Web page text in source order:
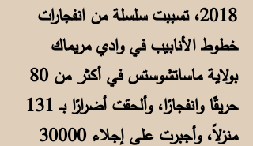
2018، تسببت سلسلة من انفجارات
خطوط الأنابيب في وادي مريماك
بولاية ماساتشوستس في أكثر من 80
حريقًا وانفجارًا، وألحقت أضرارًا بـ 131
منزلاً، وأجبرت على إجلاء 30000